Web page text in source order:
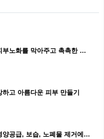
현미 마스크팩으로 피부노화를 막아주고 촉촉한 피부를 유지하세요
고 아름다운 피부 만들기
머드 마스크팩으로 영양공급, 보습, 노폐물 제거에 피부 톤 개선까지